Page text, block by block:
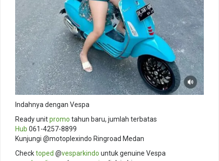
Indahnya dengan Vespa
Ready unitpromo tahun baru, jumlah terbatas
Hub 061-4257-8899
Kunjungi @motoplexindo Ringroad Medan
Checktoped @vesparkindo untuk genuine Vespa